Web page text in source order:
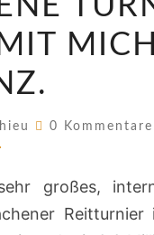
Kommentare
0 Kommentare
großes,